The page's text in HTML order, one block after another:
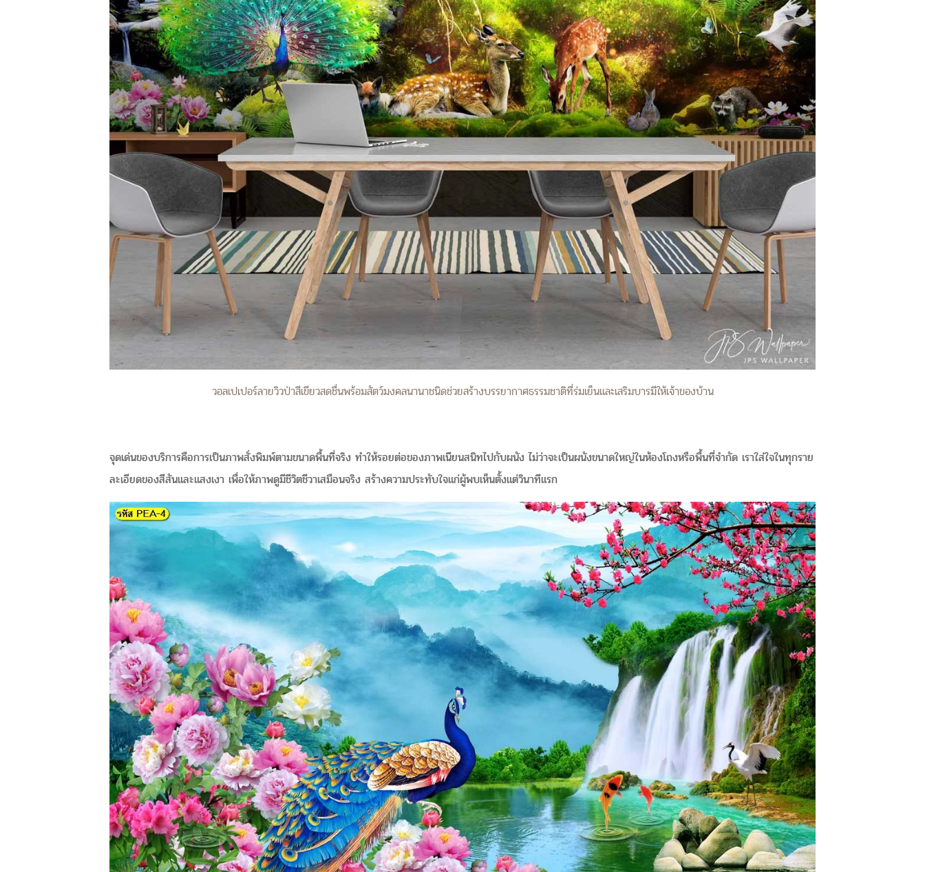
วอลเปเปอร์ลายวิวป่าสีเขียวสดชื่นพร้อมสัตว์มงคลนานาชนิดช่วยสร้างบรรยากาศธรรมชาติที่ร่มเย็นและเสริมบารมีให้เจ้าของบ้าน
จุดเด่นของบริการคือการเป็นภาพสั่งพิมพ์ตามขนาดพื้นที่จริง ทำให้รอยต่อของภาพเนียนสนิทไปกับผนัง ไม่ว่าจะเป็นผนังขนาดใหญ่ในห้องโถงหรือพื้นที่จำกัด เราใส่ใจในทุกราย
ละเอียดของสีสันและแสงเงา เพื่อให้ภาพดูมีชีวิตชีวาเสมือนจริง สร้างความประทับใจแก่ผู้พบเห็นตั้งแต่วินาทีแรก